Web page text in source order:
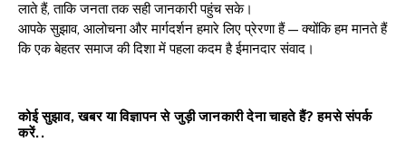
लाते हैं, ताकि जनता तक सही जानकारी पहुंच सके।
आपके सुझाव, आलोचना और मार्गदर्शन हमारे लिए प्रेरणा हैं — क्योंकि हम मानते हैं
कि एक बेहतर समाज की दिशा में पहला कदम है ईमानदार संवाद।
कोई सुझाव, खबर या विज्ञापन से जुड़ी जानकारी देना चाहते हैं? हमसे संपर्क
करें..